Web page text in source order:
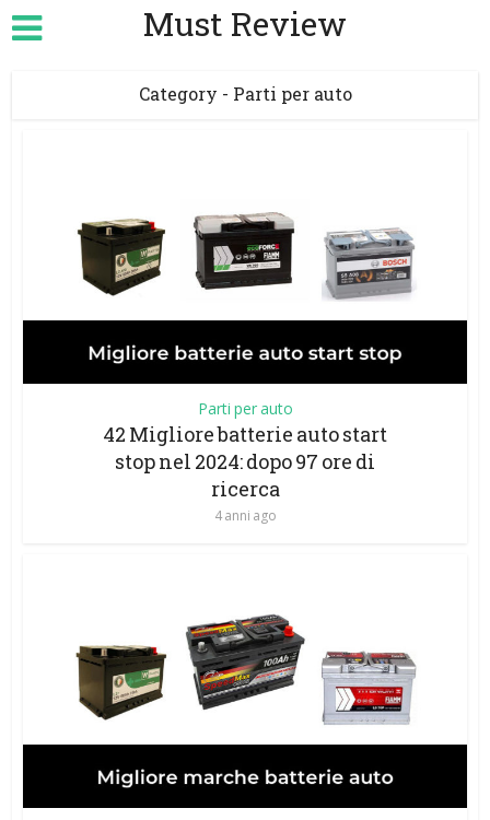
Must Review
Category - Parti per auto
Parti per auto
42 Migliore batterie auto start
stop nel 2024: dopo 97 ore di
ricerca
4 anni ago